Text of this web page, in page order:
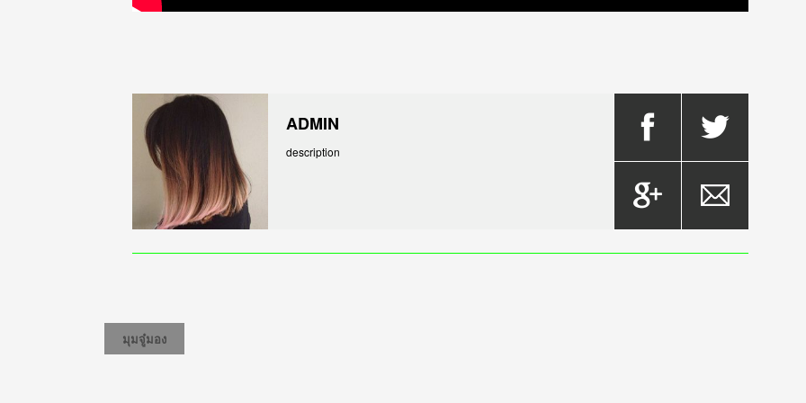
ADMIN
description
มุมจู๋มอง